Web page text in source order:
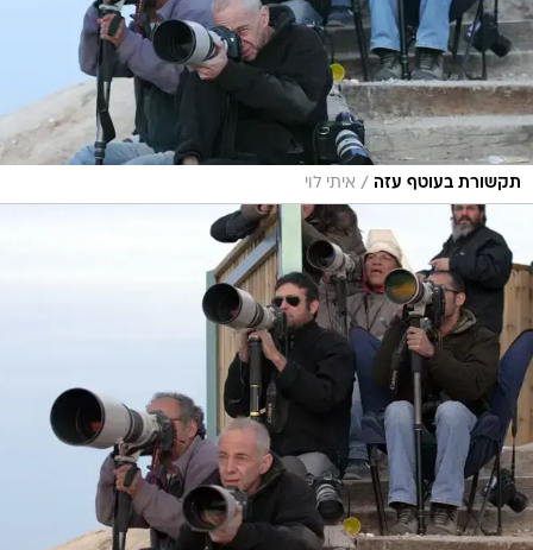
תקשורת בעוטף עזה / איתי לוי